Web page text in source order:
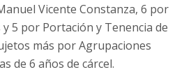
Vicente Constanza, 6 por
5 por Portación y Tenencia de
más por Agrupaciones
de 6 años de cárcel.